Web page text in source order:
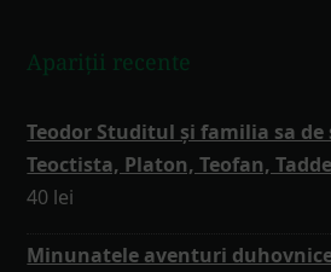
Apariții recente
Teodor Studitul și familia sa
Teoctista, Platon, Teofan,
40 lei
Minunatele aventuri